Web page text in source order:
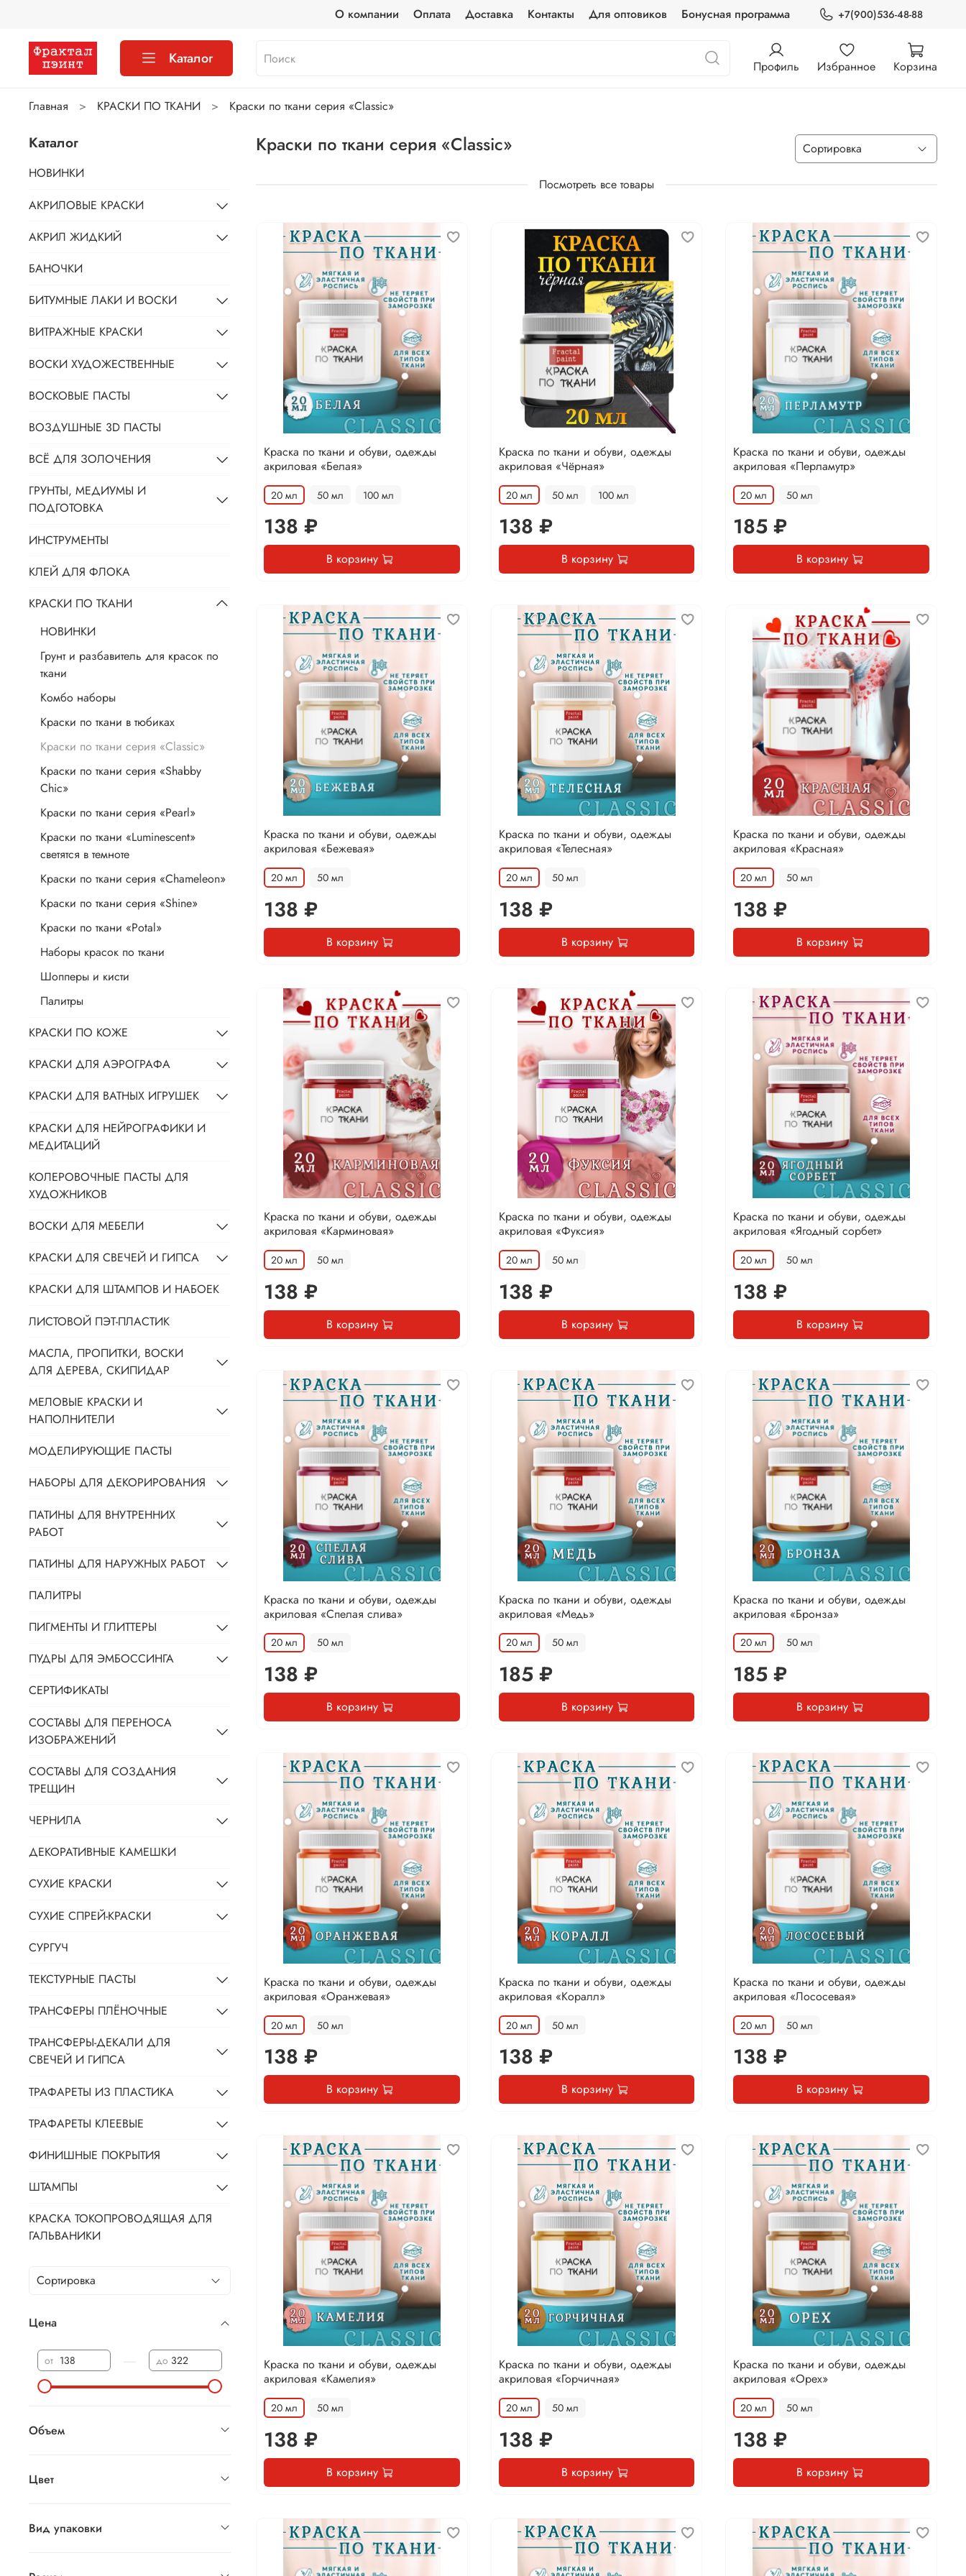
О компании Оплата Доставка Контакты Для оптовиков Бонусная программа +7(900)536-48-88
Каталог Профиль Избранное Корзина
Главная КРАСКИ ПО ТКАНИ Краски по ткани серия «Classic»
Краски по ткани серия «Classic»
Посмотреть все товары
Краска по ткани и обуви, одежды
акриловая «Белая»
20 мл 50 мл 100 мл
138 ₽
В корзину
Краска по ткани и обуви, одежды
акриловая «Чёрная»
20 мл 50 мл 100 мл
138 ₽
В корзину
Краска по ткани и обуви, одежды
акриловая «Перламутр»
20 мл 50 мл
185 ₽
В корзину
Краска по ткани и обуви, одежды
акриловая «Бежевая»
20 мл 50 мл
138 ₽
В корзину
Краска по ткани и обуви, одежды
акриловая «Телесная»
20 мл 50 мл
138 ₽
В корзину
Краска по ткани и обуви, одежды
акриловая «Красная»
20 мл 50 мл
138 ₽
В корзину
Краска по ткани и обуви, одежды
акриловая «Карминовая»
20 мл 50 мл
138 ₽
В корзину
Краска по ткани и обуви, одежды
акриловая «Фуксия»
20 мл 50 мл
138 ₽
В корзину
Краска по ткани и обуви, одежды
акриловая «Ягодный сорбет»
20 мл 50 мл
138 ₽
В корзину
Краска по ткани и обуви, одежды
акриловая «Спелая слива»
20 мл 50 мл
138 ₽
В корзину
Краска по ткани и обуви, одежды
акриловая «Медь»
20 мл 50 мл
185 ₽
В корзину
Краска по ткани и обуви, одежды
акриловая «Бронза»
20 мл 50 мл
185 ₽
В корзину
Краска по ткани и обуви, одежды
акриловая «Оранжевая»
20 мл 50 мл
138 ₽
В корзину
Краска по ткани и обуви, одежды
акриловая «Коралл»
20 мл 50 мл
138 ₽
В корзину
Краска по ткани и обуви, одежды
акриловая «Лососевая»
20 мл 50 мл
138 ₽
В корзину
Краска по ткани и обуви, одежды
акриловая «Камелия»
20 мл 50 мл
138 ₽
В корзину
Краска по ткани и обуви, одежды
акриловая «Горчичная»
20 мл 50 мл
138 ₽
В корзину
Краска по ткани и обуви, одежды
акриловая «Орех»
20 мл 50 мл
138 ₽
В корзину
Каталог
НОВИНКИ
АКРИЛОВЫЕ КРАСКИ
АКРИЛ ЖИДКИЙ
БАНОЧКИ
БИТУМНЫЕ ЛАКИ И ВОСКИ
ВИТРАЖНЫЕ КРАСКИ
ВОСКИ ХУДОЖЕСТВЕННЫЕ
ВОСКОВЫЕ ПАСТЫ
ВОЗДУШНЫЕ 3D ПАСТЫ
ВСЁ ДЛЯ ЗОЛОЧЕНИЯ
ГРУНТЫ, МЕДИУМЫ И
ПОДГОТОВКА
ИНСТРУМЕНТЫ
КЛЕЙ ДЛЯ ФЛОКА
КРАСКИ ПО ТКАНИ
НОВИНКИ
Грунт и разбавитель для красок по
ткани
Комбо наборы
Краски по ткани в тюбиках
Краски по ткани серия «Classic»
Краски по ткани серия «Shabby
Chic»
Краски по ткани серия «Pearl»
Краски по ткани «Luminescent»
светятся в темноте
Краски по ткани серия «Chameleon»
Краски по ткани серия «Shine»
Краски по ткани «Potal»
Наборы красок по ткани
Шопперы и кисти
Палитры
КРАСКИ ПО КОЖЕ
КРАСКИ ДЛЯ АЭРОГРАФА
КРАСКИ ДЛЯ ВАТНЫХ ИГРУШЕК
КРАСКИ ДЛЯ НЕЙРОГРАФИКИ И
МЕДИТАЦИЙ
КОЛЕРОВОЧНЫЕ ПАСТЫ ДЛЯ
ХУДОЖНИКОВ
ВОСКИ ДЛЯ МЕБЕЛИ
КРАСКИ ДЛЯ СВЕЧЕЙ И ГИПСА
КРАСКИ ДЛЯ ШТАМПОВ И НАБОЕК
ЛИСТОВОЙ ПЭТ-ПЛАСТИК
МАСЛА, ПРОПИТКИ, ВОСКИ
ДЛЯ ДЕРЕВА, СКИПИДАР
МЕЛОВЫЕ КРАСКИ И
НАПОЛНИТЕЛИ
МОДЕЛИРУЮЩИЕ ПАСТЫ
НАБОРЫ ДЛЯ ДЕКОРИРОВАНИЯ
ПАТИНЫ ДЛЯ ВНУТРЕННИХ
РАБОТ
ПАТИНЫ ДЛЯ НАРУЖНЫХ РАБОТ
ПАЛИТРЫ
ПИГМЕНТЫ И ГЛИТТЕРЫ
ПУДРЫ ДЛЯ ЭМБОССИНГА
СЕРТИФИКАТЫ
СОСТАВЫ ДЛЯ ПЕРЕНОСА
ИЗОБРАЖЕНИЙ
СОСТАВЫ ДЛЯ СОЗДАНИЯ
ТРЕЩИН
ЧЕРНИЛА
ДЕКОРАТИВНЫЕ КАМЕШКИ
СУХИЕ КРАСКИ
СУХИЕ СПРЕЙ-КРАСКИ
СУРГУЧ
ТЕКСТУРНЫЕ ПАСТЫ
ТРАНСФЕРЫ ПЛЁНОЧНЫЕ
ТРАНСФЕРЫ-ДЕКАЛИ ДЛЯ
СВЕЧЕЙ И ГИПСА
ТРАФАРЕТЫ ИЗ ПЛАСТИКА
ТРАФАРЕТЫ КЛЕЕВЫЕ
ФИНИШНЫЕ ПОКРЫТИЯ
ШТАМПЫ
КРАСКА ТОКОПРОВОДЯЩАЯ ДЛЯ
ГАЛЬВАНИКИ
Цена
от до
Объем
Цвет
Вид упаковки